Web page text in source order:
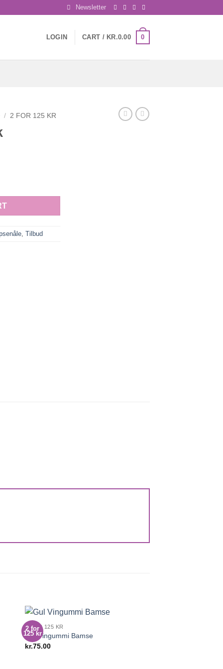
Newsletter
LOGIN CART / KR.0.00 0
/ 2 FOR 125 KR
Tilbud
2 for
125 kr
2 FOR 125 KR
Gul Vingummi Bamse
kr.75.00